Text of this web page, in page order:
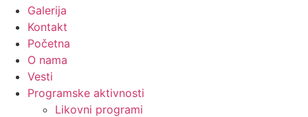
Galerija
Kontakt
Početna
O nama
Vesti
Programske aktivnosti
Likovni programi